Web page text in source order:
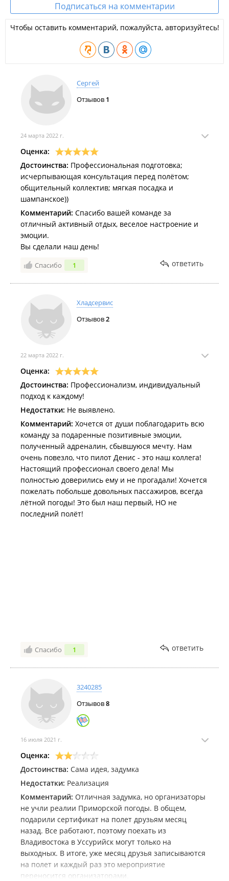
Подписаться на комментарии
Чтобы оставить комментарий, пожалуйста, авторизуйтесь!
Сергей
Отзывов 1
24 марта 2022 г.
Оценка:
Достоинства: Профессиональная подготовка;
исчерпывающая консультация перед полётом;
общительный коллектив; мягкая посадка и
шампанское))
Комментарий: Спасибо вашей команде за
отличный активный отдых, веселое настроение и
эмоции.
Вы сделали наш день!
Спасибо 1 ответить
Хладсервис
Отзывов2
22 марта 2022 г.
Оценка:
Достоинства: Профессионализм, индивидуальный
подход к каждому!
Недостатки: Не выявлено.
Комментарий: Хочется от души поблагодарить всю
команду за подаренные позитивные эмоции,
полученный адреналин, сбывшуюся мечту. Нам
очень повезло, что пилот Денис - это наш коллега!
Настоящий профессионал своего дела! Мы
полностью доверились ему и не прогадали! Хочется
пожелать побольше довольных пассажиров, всегда
лётной погоды! Это был наш первый, НО не
последний полёт!
Спасибо 1 ответить
3240285
Отзывов8
16 июля 2021 г.
Оценка:
Достоинства: Сама идея, задумка
Недостатки: Реализация
Комментарий: Отличная задумка, но организаторы
не учли реалии Приморской погоды. В общем,
подарили сертификат на полет друзьям месяц
назад. Все работают, поэтому поехать из
Владивостока в Уссурийск могут только на
выходных. В итоге, уже месяц друзья записываются
на полет и каждый раз это мероприятие
переносится организаторами.